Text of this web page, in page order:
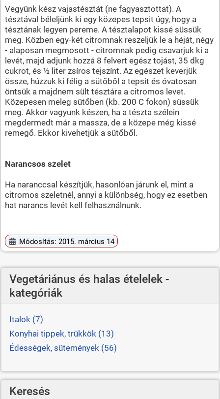
Vegyünk kész vajastésztát (ne fagyasztottat). A
tésztával béleljünk ki egy közepes tepsit úgy, hogy a
tésztának legyen pereme. A tésztalapot kissé süssük
meg. Közben egy-két citromnak reszeljük le a héját, négy
- alaposan megmosott - citromnak pedig csavarjuk ki a
levét, majd adjunk hozzá 8 felvert egész tojást, 35 dkg
cukrot, és ½ liter zsíros tejszínt. Az egészet keverjük
össze, húzzuk ki félig a sütőből a tepsit és óvatosan
öntsük a majdnem sült tésztára a citromos levet.
Közepesen meleg sütőben (kb. 200 C fokon) süssük
meg. Akkor vagyunk készen, ha a tészta szélein
megdermedt már a massza, de a közepe még kissé
remegő. Ekkor kivehetjük a sütőből.
Narancsos szelet
Ha naranccsal készítjük, hasonlóan járunk el, mint a
citromos szeletnél, annyi a különbség, hogy ez esetben
hat narancs levét kell felhasználnunk.
Módosítás: 2015. március 14
Vegetáriánus és halas ételelek -
kategóriák
Italok (7)
Konyhai tippek, trükkök (13)
Édességek, sütemények (56)
Keresés